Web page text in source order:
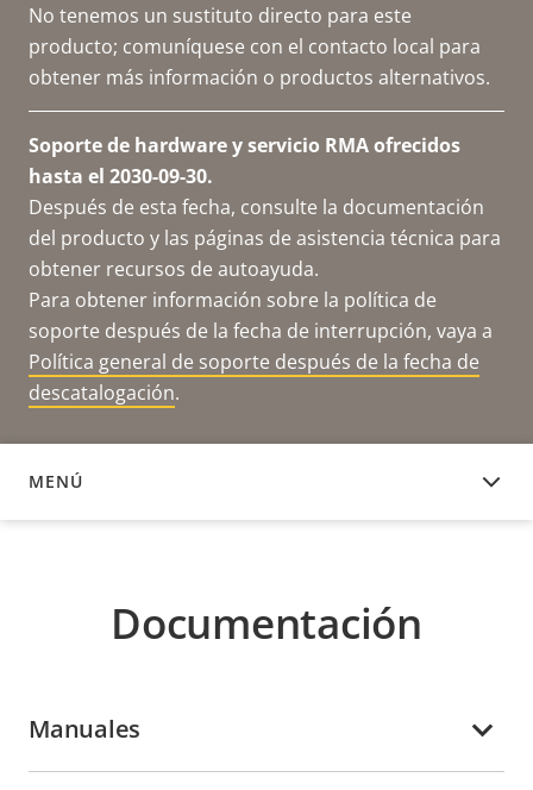
No tenemos un sustituto directo para este
producto; comuníquese con el contacto local para
obtener más información o productos alternativos.
Soporte de hardware y servicio RMA ofrecidos
hasta el 2030-09-30.
Después de esta fecha, consulte la documentación
del producto y las páginas de asistencia técnica para
obtener recursos de autoayuda.
Para obtener información sobre la política de
soporte después de la fecha de interrupción, vaya a
Política general de soporte después de la fecha de
descatalogación.
MENÚ
DOCUMENTACIÓN
Documentación
Manuales